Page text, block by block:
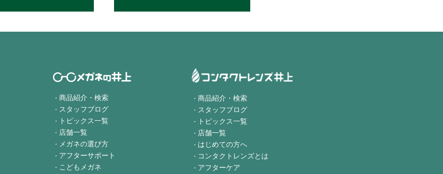
商品紹介・検索
スタッフブログ
トピックス一覧
店舗一覧
メガネの選び方
アフターサポート
こどもメガネ
商品紹介・検索
スタッフブログ
トピックス一覧
店舗一覧
はじめての方へ
コンタクトレンズとは
アフターケア